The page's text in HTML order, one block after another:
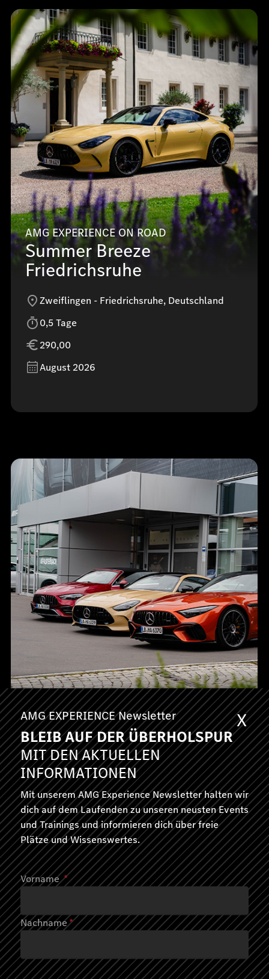
AMG EXPERIENCE ON ROAD
Summer Breeze
Friedrichsruhe
Zweiflingen - Friedrichsruhe, Deutschland
0,5 Tage
290,00
August 2026
AMG EXPERIENCE ON ROAD
Spirit of Affalterbach
Affalterbach , Deutschland
1 Tag
690,00
Juni-Oktober 2026
X
AMG EXPERIENCE Newsletter
BLEIB AUF DER ÜBERHOLSPUR
MIT DEN AKTUELLEN
INFORMATIONEN
Mit unserem AMG Experience Newsletter halten wir
dich auf dem Laufenden zu unseren neusten Events
und Trainings und informieren dich über freie
Plätze und Wissenswertes.
Vorname*
Nachname*